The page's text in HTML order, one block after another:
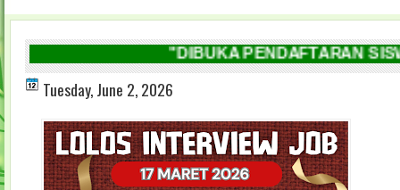
"DIBUKA PENDAFTARAN
Tuesday, June 2, 2026